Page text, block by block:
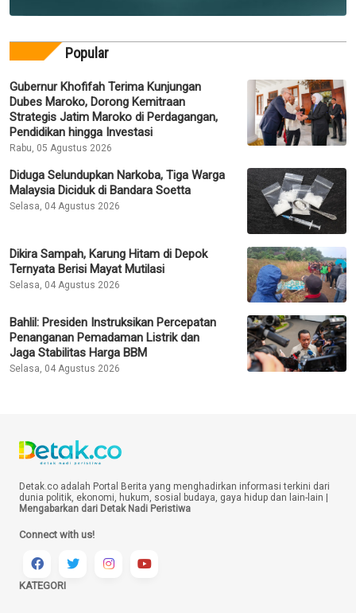
Popular
Gubernur Khofifah Terima Kunjungan
Dubes Maroko, Dorong Kemitraan
Strategis Jatim Maroko di Perdagangan,
Pendidikan hingga Investasi
Rabu, 05 Agustus 2026
Diduga Selundupkan Narkoba, Tiga Warga
Malaysia Diciduk di Bandara Soetta
Selasa, 04 Agustus 2026
Dikira Sampah, Karung Hitam di Depok
Ternyata Berisi Mayat Mutilasi
Selasa, 04 Agustus 2026
Bahlil: Presiden Instruksikan Percepatan
Penanganan Pemadaman Listrik dan
Jaga Stabilitas Harga BBM
Selasa, 04 Agustus 2026
Detak.co adalah Portal Berita yang menghadirkan informasi terkini dari
dunia politik, ekonomi, hukum, sosial budaya, gaya hidup dan lain-lain |
Mengabarkan dari Detak Nadi Peristiwa
Connect with us!
KATEGORI